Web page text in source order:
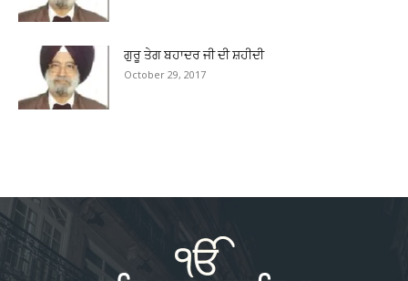
ਗੁਰੂ ਤੇਗ ਬਹਾਦਰ ਜੀ ਦੀ ਸ਼ਹੀਦੀ
October 29, 2017